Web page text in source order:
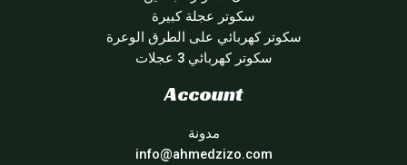
سكوتر عجلة كبيرة
سكوتر كهربائي على الطرق الوعرة
سكوتر كهربائي 3 عجلات
Account
مدونة
info@ahmedzizo.com